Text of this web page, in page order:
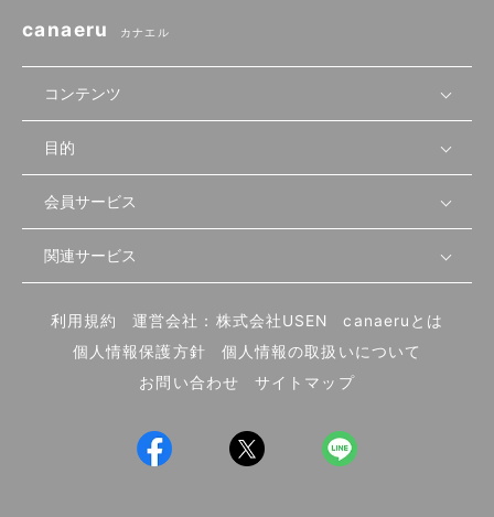
canaeru カナエル
コンテンツ
無料開業相談
セミナー情報
セミナー動画
物件を探す
首都圏
北海道
先輩開業者の声
開業・経営に関する記事
編集ポリシー
業態別の開業方法
UIターン開業特集
目的
店舗運営
物件
内装・設備
食材・仕入れ
会員サービス
会員登録
ログイン
関連サービス
飲食店サクセスガイド（外部サイト）
利用規約 運営会社：株式会社USEN
canaeruとは
個人情報保護方針
個人情報の取扱いについて
お問い合わせ
サイトマップ